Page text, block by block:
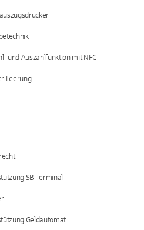
und Auszahlfunktion mit NFC
Leerung
SB-Terminal
Geldautomat